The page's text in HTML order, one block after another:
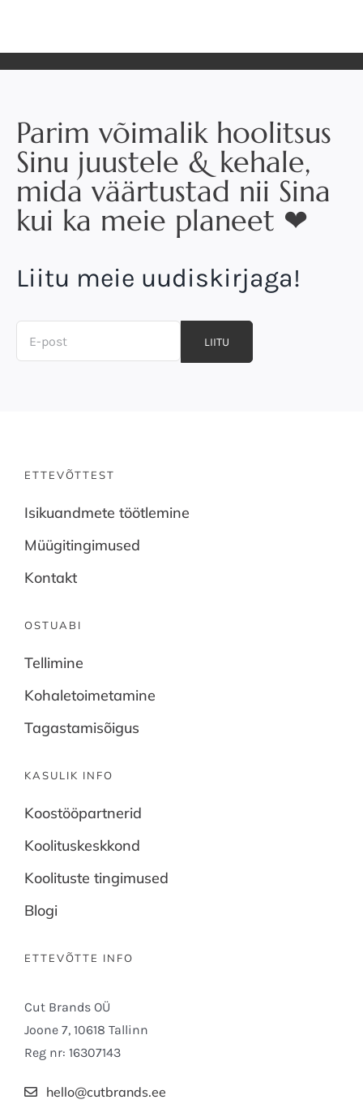
Parim võimalik hoolitsus
Sinu juustele & kehale,
mida väärtustad nii Sina
kui ka meie planeet ❤
Liitu meie uudiskirjaga!
LIITU
ETTEVÕTTEST
Isikuandmete töötlemine
Müügitingimused
Kontakt
OSTUABI
Tellimine
Kohaletoimetamine
Tagastamisõigus
KASULIK INFO
Koostööpartnerid
Koolituskeskkond
Koolituste tingimused
Blogi
ETTEVÕTTE INFO
Cut Brands OÜ
Joone 7, 10618 Tallinn
Reg nr: 16307143
hello@cutbrands.ee